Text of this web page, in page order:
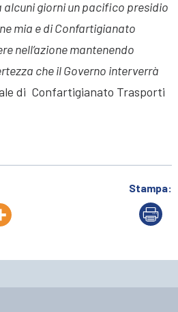
giorni un pacifico presidio
mia e di Confartigianato
nell’azione mantenendo
che il Governo interverrà
di Confartigianato Trasporti
Stampa: